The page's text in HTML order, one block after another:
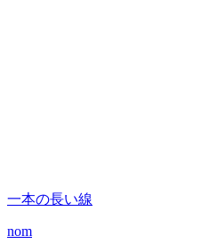
一本の長い線
nom